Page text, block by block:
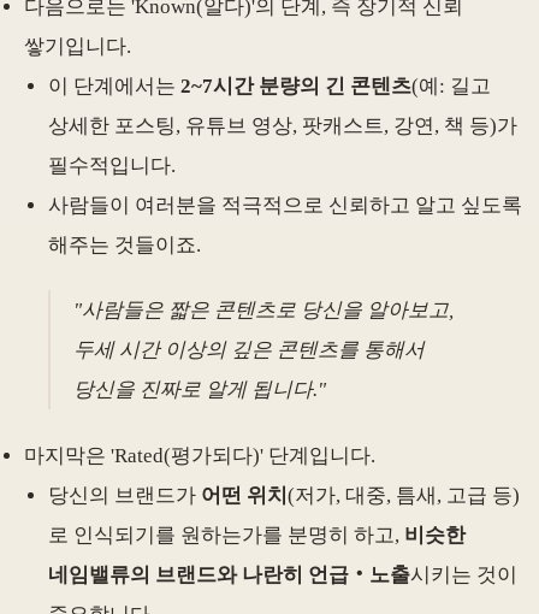
다음으로는 'Known(알다)'의 단계, 즉 장기적 신뢰
쌓기입니다.
이 단계에서는 2~7시간 분량의 긴 콘텐츠(예: 길고
상세한 포스팅, 유튜브 영상, 팟캐스트, 강연, 책 등)가
필수적입니다.
사람들이 여러분을 적극적으로 신뢰하고 알고 싶도록
해주는 것들이죠.
"사람들은 짧은 콘텐츠로 당신을 알아보고,
두세 시간 이상의 깊은 콘텐츠를 통해서
당신을 진짜로 알게 됩니다."
마지막은 'Rated(평가되다)' 단계입니다.
당신의 브랜드가 어떤 위치 (저가, 대중, 틈새, 고급 등)
로 인식되기를 원하는가를 분명히 하고, 비슷한
네임밸류의 브랜드와 나란히 언급‧노출시키는 것이